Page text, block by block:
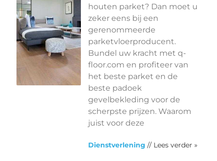
houten parket? Dan moet u
zeker eens bij een
gerenommeerde
parketvloerproducent.
Bundel uw kracht met q-
floor.com en profiteer van
het beste parket en de
beste padoek
gevelbekleding voor de
scherpste prijzen. Waarom
juist voor deze
Dienstverlening // Lees verder »